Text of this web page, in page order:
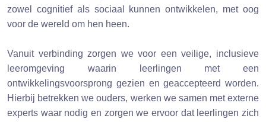
zowel cognitief als sociaal kunnen ontwikkelen, met oog
voor de wereld om hen heen.
Vanuit verbinding zorgen we voor een veilige, inclusieve
leeromgeving waarin leerlingen met een
ontwikkelingsvoorsprong gezien en geaccepteerd worden.
Hierbij betrekken we ouders, werken we samen met externe
experts waar nodig en zorgen we ervoor dat leerlingen zich